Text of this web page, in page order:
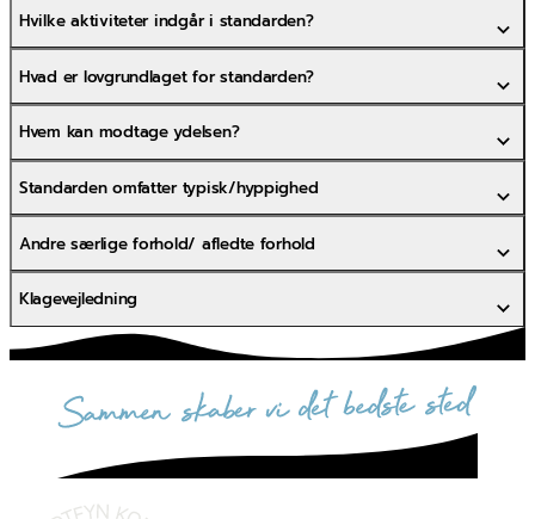
Hvilke aktiviteter indgår i standarden?
Hvad er lovgrundlaget for standarden?
Hvem kan modtage ydelsen?
Standarden omfatter typisk/hyppighed
Andre særlige forhold/ afledte forhold
Klagevejledning
sammen skaber vi det bedste sted